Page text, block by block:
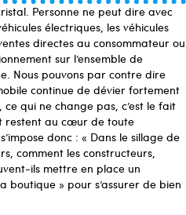
Personne ne peut dire avec
électriques, les véhicules
directes au consommateur ou
sur l’ensemble de
Nous pouvons par contre dire
continue de dévier fortement
qui ne change pas, c’est le fait
restent au cœur de toute
donc : « Dans le sillage de
comment les constructeurs,
ils mettre en place un
boutique » pour s’assurer de bien